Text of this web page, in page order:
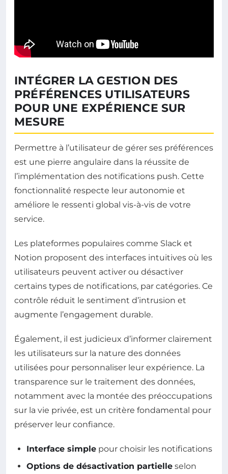
INTÉGRER LA GESTION DES
PRÉFÉRENCES UTILISATEURS
POUR UNE EXPÉRIENCE SUR
MESURE
Permettre à l’utilisateur de gérer ses préférences
est une pierre angulaire dans la réussite de
l’implémentation des notifications push. Cette
fonctionnalité respecte leur autonomie et
améliore le ressenti global vis-à-vis de votre
service.
Les plateformes populaires comme Slack et
Notion proposent des interfaces intuitives où les
utilisateurs peuvent activer ou désactiver
certains types de notifications, par catégories. Ce
contrôle réduit le sentiment d’intrusion et
augmente l’engagement durable.
Également, il est judicieux d’informer clairement
les utilisateurs sur la nature des données
utilisées pour personnaliser leur expérience. La
transparence sur le traitement des données,
notamment avec la montée des préoccupations
sur la vie privée, est un critère fondamental pour
préserver leur confiance.
Interface simple pour choisir les notifications
Options de désactivation partielle selon